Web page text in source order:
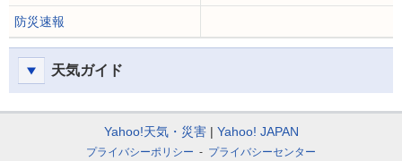
防災速報
天気ガイド
Yahoo!天気・災害 Yahoo! JAPAN
プライバシーポリシー プライバシーセンター